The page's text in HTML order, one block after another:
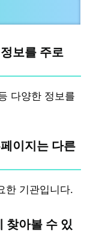
보를 주로
다양한 정보를
이지는 다른
한 기관입니다.
찾아볼 수 있